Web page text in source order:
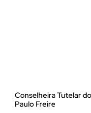
Conselheira Tutelar
Paulo Freire